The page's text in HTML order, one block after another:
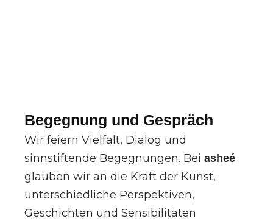
Begegnung und Gespräch
Wir feiern Vielfalt, Dialog und
sinnstiftende Begegnungen. Bei asheé
glauben wir an die Kraft der Kunst,
unterschiedliche Perspektiven,
Geschichten und Sensibilitäten